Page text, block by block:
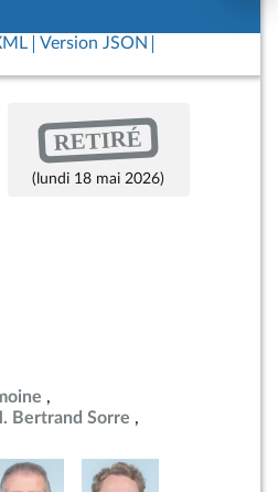
Version JSON
RETIRÉ
(lundi 18 mai 2026)
Bertrand Sorre